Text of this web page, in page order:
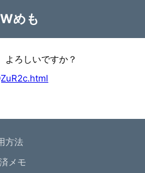
めも
よろしいですか？
方法
メモ